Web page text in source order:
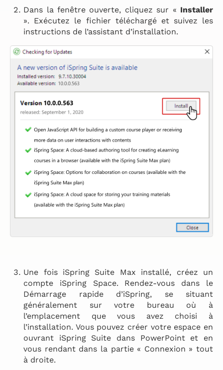
Dans la fenêtre ouverte, cliquez sur « Installer
». Exécutez le fichier téléchargé et suivez les
instructions de l’assistant d’installation.
Une fois iSpring Suite Max installé, créez un
compte iSpring Space. Rendez-vous dans le
Démarrage rapide d’iSpring, se situant
généralement sur votre bureau où à
l’emplacement que vous avez choisi à
l’installation. Vous pouvez créer votre espace en
ouvrant iSpring Suite dans PowerPoint et en
vous rendant dans la partie « Connexion » tout
à droite.